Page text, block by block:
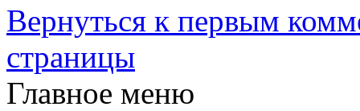
Вернуться к первым
страницы
Главное меню